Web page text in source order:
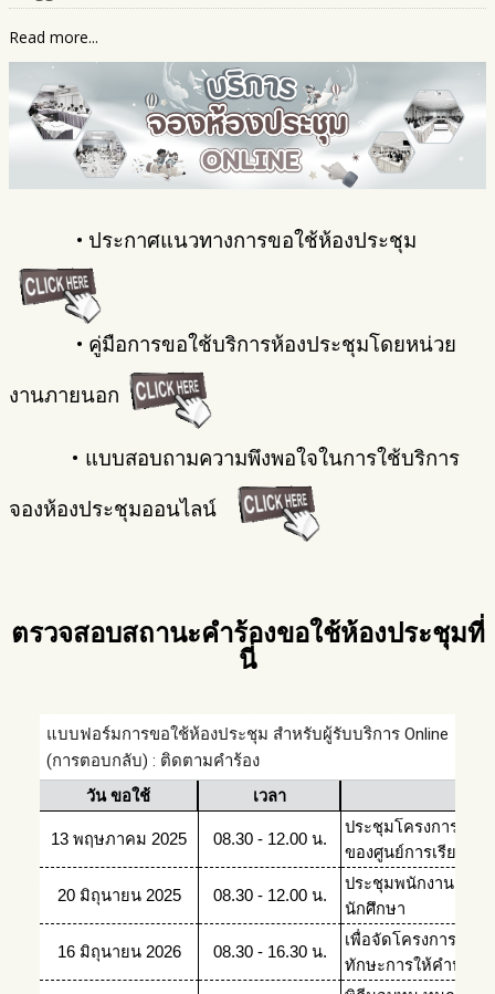
Read more...
• ประกาศแนวทางการขอใช้ห้องประชุม
• คู่มือการขอใช้บริการห้องประชุมโดยหน่วย
งานภายนอก
• แบบสอบถามความพึงพอใจในการใช้บริการ
จองห้องประชุมออนไลน์
ตรวจสอบสถานะคำร้องขอใช้ห้องประชุมที่
นี่